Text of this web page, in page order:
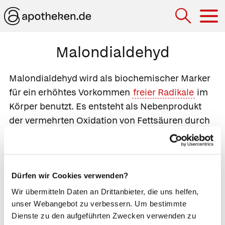
Dürfen wir Cookies verwenden?
Wir übermitteln Daten an Drittanbieter, die uns helfen,
unser Webangebot zu verbessern. Um bestimmte
Dienste zu den aufgeführten Zwecken verwenden zu
Malondialdehyd
Malondialdehyd wird als biochemischer Marker
für ein erhöhtes Vorkommen freier Radikale im
Körper benutzt. Es entsteht als Nebenprodukt
der vermehrten Oxidation von Fettsäuren durch
Laborabhängig
Indikation